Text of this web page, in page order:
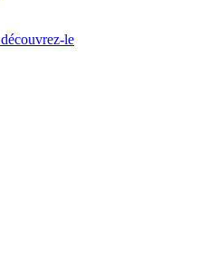
découvrez-le